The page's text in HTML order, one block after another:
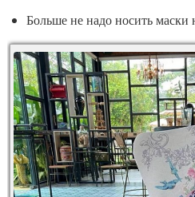
Больше не надо носить